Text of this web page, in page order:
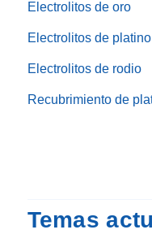
Electrolitos de oro
Electrolitos de platino
Electrolitos de rodio
Recubrimiento de
Temas